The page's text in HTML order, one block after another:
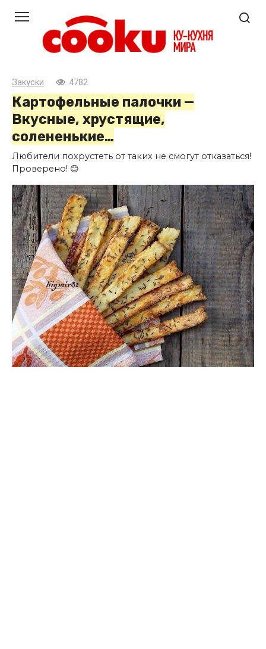
контенту
Закуски 4782
Картофельные палочки —
Вкусные, хрустящие,
солененькие…
Любители похрустеть от таких не смогут отказаться!
Проверено! 😊